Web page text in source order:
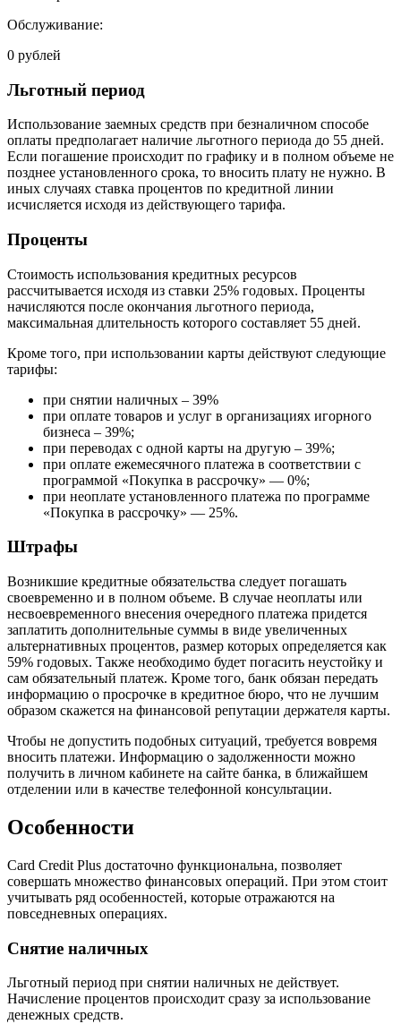
Обслуживание:
0 рублей
Льготный период
Использование заемных средств при безналичном способе
оплаты предполагает наличие льготного периода до 55 дней.
Если погашение происходит по графику и в полном объеме не
позднее установленного срока, то вносить плату не нужно. В
иных случаях ставка процентов по кредитной линии
исчисляется исходя из действующего тарифа.
Проценты
Стоимость использования кредитных ресурсов
рассчитывается исходя из ставки 25% годовых. Проценты
начисляются после окончания льготного периода,
максимальная длительность которого составляет 55 дней.
Кроме того, при использовании карты действуют следующие
тарифы:
при снятии наличных – 39%
при оплате товаров и услуг в организациях игорного
бизнеса – 39%;
при переводах с одной карты на другую – 39%;
при оплате ежемесячного платежа в соответствии с
программой «Покупка в рассрочку» — 0%;
при неоплате установленного платежа по программе
«Покупка в рассрочку» — 25%.
Штрафы
Возникшие кредитные обязательства следует погашать
своевременно и в полном объеме. В случае неоплаты или
несвоевременного внесения очередного платежа придется
заплатить дополнительные суммы в виде увеличенных
альтернативных процентов, размер которых определяется как
59% годовых. Также необходимо будет погасить неустойку и
сам обязательный платеж. Кроме того, банк обязан передать
информацию о просрочке в кредитное бюро, что не лучшим
образом скажется на финансовой репутации держателя карты.
Чтобы не допустить подобных ситуаций, требуется вовремя
вносить платежи. Информацию о задолженности можно
получить в личном кабинете на сайте банка, в ближайшем
отделении или в качестве телефонной консультации.
Особенности
Card Credit Plus достаточно функциональна, позволяет
совершать множество финансовых операций. При этом стоит
учитывать ряд особенностей, которые отражаются на
повседневных операциях.
Снятие наличных
Льготный период при снятии наличных не действует.
Начисление процентов происходит сразу за использование
денежных средств.